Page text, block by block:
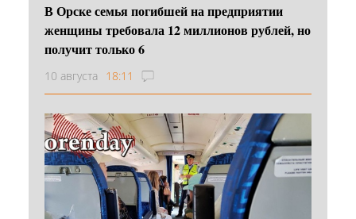
В Орске семья погибшей на предприятии
женщины требовала 12 миллионов рублей, но
получит только 6
10 августа 18:11